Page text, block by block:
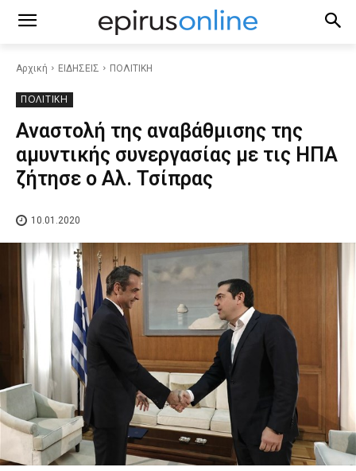
Αρχική ΕΙΔΗΣΕΙΣ ΠΟΛΙΤΙΚΗ
ΠΟΛΙΤΙΚΗ
Αναστολή της αναβάθμισης της
αμυντικής συνεργασίας με τις ΗΠΑ
ζήτησε ο Αλ. Τσίπρας
10.01.2020